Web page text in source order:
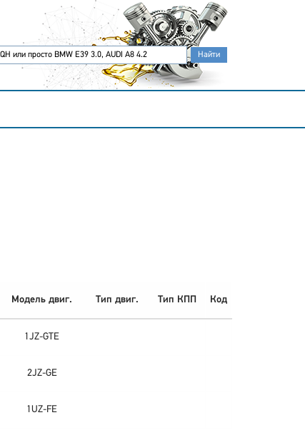
Модель двиг. Тип двиг. Тип КПП Код
1JZ-GTE
2JZ-GE
1UZ-FE